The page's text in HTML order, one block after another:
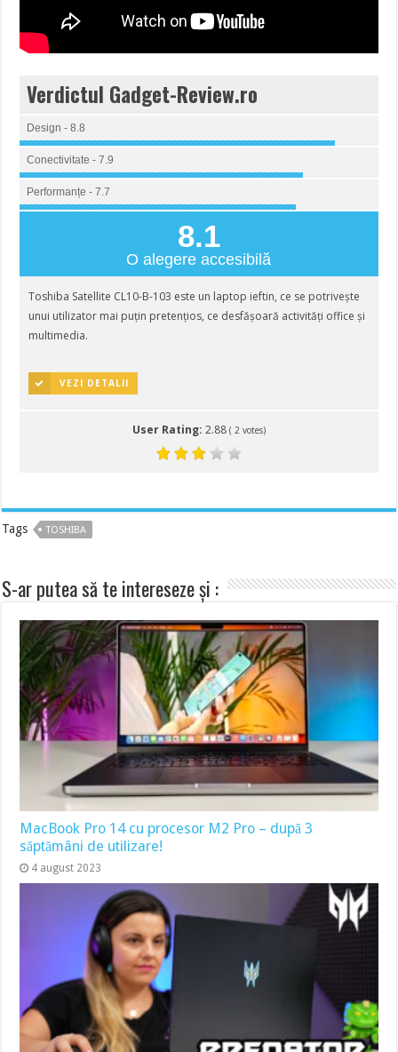
Verdictul Gadget-Review.ro
Design - 8.8
Conectivitate - 7.9
Performanțe - 7.7
8.1
O alegere accesibilă
Toshiba Satellite CL10-B-103 este un laptop ieftin, ce se potrivește
unui utilizator mai puțin pretențios, ce desfășoară activități office și
multimedia.
VEZI DETALII
User Rating: 2.88 ( 2votes)
Tags TOSHIBA
S-ar putea să te intereseze și :
MacBook Pro 14 cu procesor M2 Pro – după 3
săptămâni de utilizare!
4 august 2023